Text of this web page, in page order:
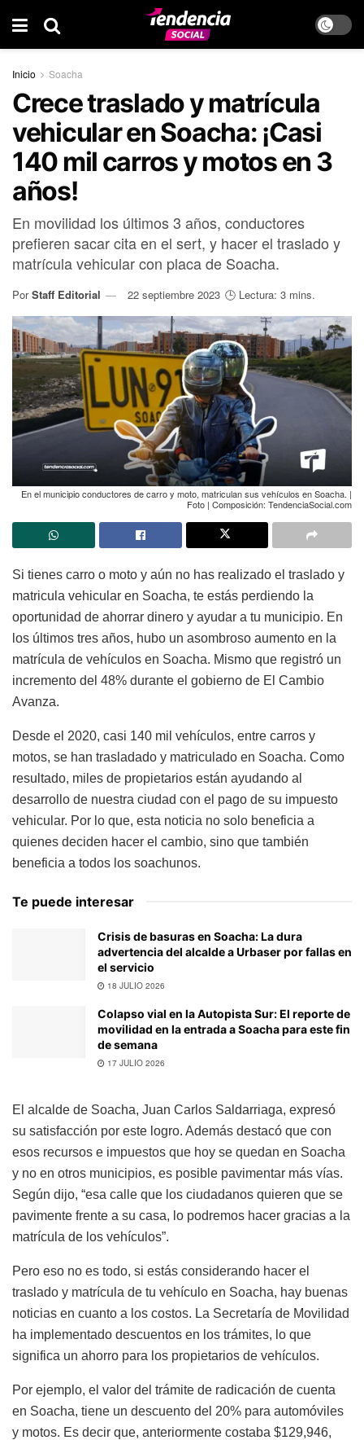
Inicio Soacha
Crece traslado y matrícula
vehicular en Soacha: ¡Casi
140 mil carros y motos en 3
años!
En movilidad los últimos 3 años, conductores
prefieren sacar cita en el sert, y hacer el traslado y
matrícula vehicular con placa de Soacha.
Por Staff Editorial 22 septiembre 2023 🕒 Lectura: 3 mins.
En el municipio conductores de carro y moto, matriculan sus vehículos en Soacha. |
Foto | Composición: TendenciaSocial.com
Si tienes carro o moto y aún no has realizado el traslado y
matricula vehicular en Soacha, te estás perdiendo la
oportunidad de ahorrar dinero y ayudar a tu municipio. En
los últimos tres años, hubo un asombroso aumento en la
matrícula de vehículos en Soacha. Mismo que registró un
incremento del 48% durante el gobierno de El Cambio
Avanza.
Desde el 2020, casi 140 mil vehículos, entre carros y
motos, se han trasladado y matriculado en Soacha. Como
resultado, miles de propietarios están ayudando al
desarrollo de nuestra ciudad con el pago de su impuesto
vehicular. Por lo que, esta noticia no solo beneficia a
quienes deciden hacer el cambio, sino que también
beneficia a todos los soachunos.
Te puede interesar
Crisis de basuras en Soacha: La dura
advertencia del alcalde a Urbaser por fallas en
el servicio
18 JULIO 2026
Colapso vial en la Autopista Sur: El reporte de
movilidad en la entrada a Soacha para este fin
de semana
17 JULIO 2026
El alcalde de Soacha, Juan Carlos Saldarriaga, expresó
su satisfacción por este logro. Además destacó que con
esos recursos e impuestos que hoy se quedan en Soacha
y no en otros municipios, es posible pavimentar más vías.
Según dijo, “esa calle que los ciudadanos quieren que se
pavimente frente a su casa, lo podremos hacer gracias a la
matrícula de los vehículos”.
Pero eso no es todo, si estás considerando hacer el
traslado y matrícula de tu vehículo en Soacha, hay buenas
noticias en cuanto a los costos. La Secretaría de Movilidad
ha implementado descuentos en los trámites, lo que
significa un ahorro para los propietarios de vehículos.
Por ejemplo, el valor del trámite de radicación de cuenta
en Soacha, tiene un descuento del 20% para automóviles
y motos. Es decir que, anteriormente costaba $129,946,